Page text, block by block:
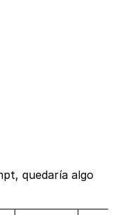
quedaría algo